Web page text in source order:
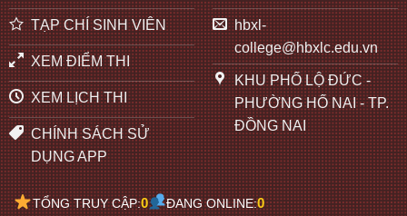
TẠP CHÍ SINH VIÊN
XEM ĐIỂM THI
XEM LỊCH THI
CHÍNH SÁCH SỬ
DỤNG APP
hbxl-
college@hbxlc.edu.vn
KHU PHỐ LỘ ĐỨC -
PHƯỜNG HỐ NAI - TP.
ĐỒNG NAI
TỔNG TRUY CẬP:0 ĐANG ONLINE:0